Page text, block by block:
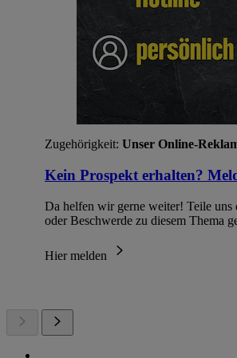
Zugehörigkeit: Unser Online-
Kein Prospekt erhalten?
Da helfen wir gerne weiter! Teile uns
oder Beschwerde zu diesem Thema
Hier melden